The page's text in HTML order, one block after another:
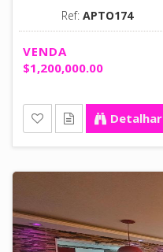
Ref: APTO174
VENDA
$1,200,000.00
Detalhar